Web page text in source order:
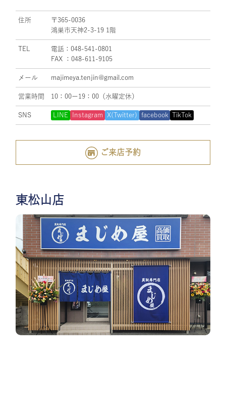
住所
〒365-0036
鴻巣市天神2-3-19 1階
TEL
電話：048-541-0801
FAX ：048-611-9105
メール majimeya.tenjin@gmail.com
営業時間 10：00ー19：00（水曜定休）
SNS LINE Instagram X(Twitter) facebook TikTok
ご来店予約
東松山店